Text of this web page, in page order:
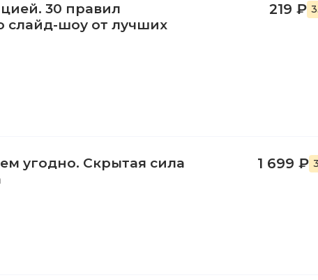
30 правил
слайд-шоу от лучших
219 ₽
угодно. Скрытая сила
1 699 ₽